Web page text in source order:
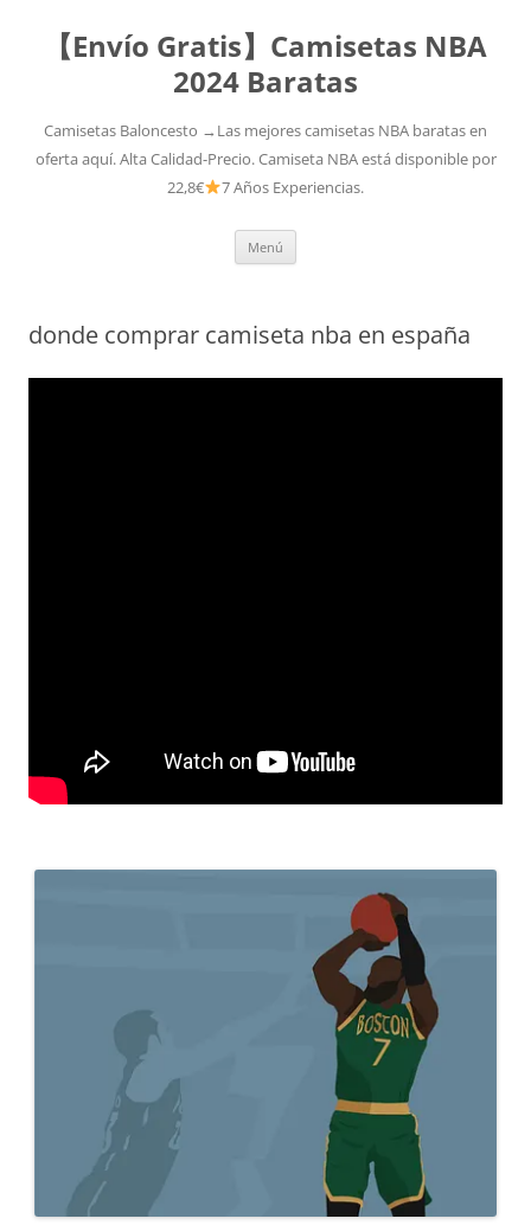
【Envío Gratis】Camisetas NBA
2024 Baratas
Camisetas Baloncesto →Las mejores camisetas NBA baratas en
oferta aquí. Alta Calidad-Precio. Camiseta NBA está disponible por
22,8€
7 Años Experiencias.
Menú
donde comprar camiseta nba en españa